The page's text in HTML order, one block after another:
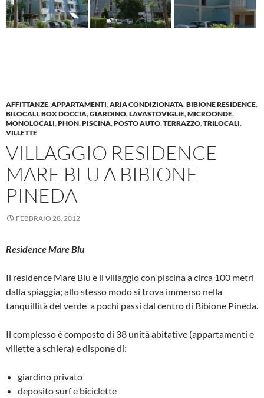
AFFITTANZE,APPARTAMENTI,ARIA CONDIZIONATA,BIBIONE RESIDENCE,
BILOCALI,BOX DOCCIA,GIARDINO,LAVASTOVIGLIE,MICROONDE,
MONOLOCALI,PHON,PISCINA,POSTO AUTO,TERRAZZO,TRILOCALI,
VILLETTE
VILLAGGIO RESIDENCE
MARE BLU A BIBIONE
PINEDA
FEBBRAIO 28, 2012
Residence Mare Blu
Il residence Mare Blu è il villaggio con piscina a circa 100 metri
dalla spiaggia; allo stesso modo si trova immerso nella
tanquillità del verde a pochi passi dal centro di Bibione Pineda.
Il complesso è composto di 38 unità abitative (appartamenti e
villette a schiera) e dispone di:
giardino privato
deposito surf e biciclette